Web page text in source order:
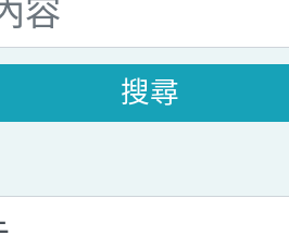
搜尋